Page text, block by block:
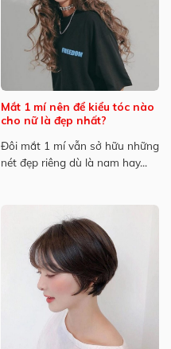
Mắt 1 mí nên để kiểu tóc nào
cho nữ là đẹp nhất?
Đôi mắt 1 mí vẫn sở hữu những
nét đẹp riêng dù là nam hay...